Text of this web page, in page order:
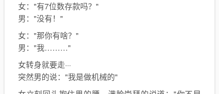
女："有7位数存款吗？"
男："没有！"
女："那你有啥？"
男："我………"
女转身就要走···
突然男的说："我是做机械的"